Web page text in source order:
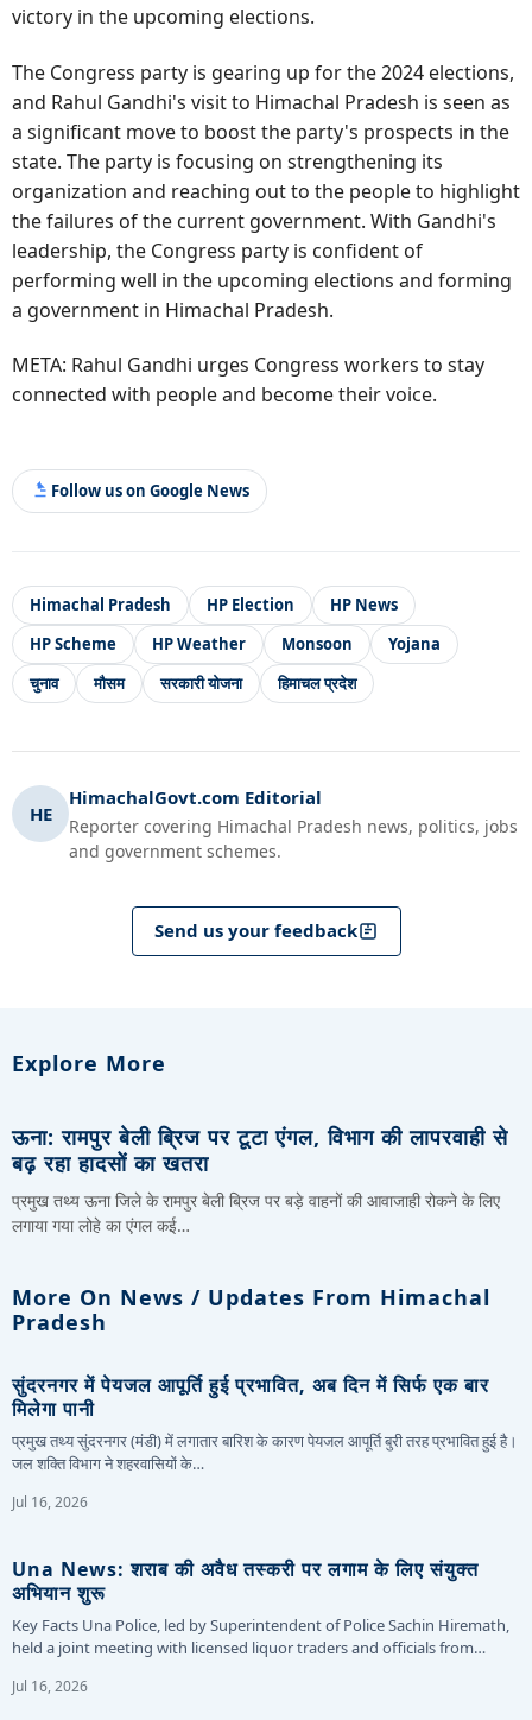
victory in the upcoming elections.
The Congress party is gearing up for the 2024 elections,
and Rahul Gandhi's visit to Himachal Pradesh is seen as
a significant move to boost the party's prospects in the
state. The party is focusing on strengthening its
organization and reaching out to the people to highlight
the failures of the current government. With Gandhi's
leadership, the Congress party is confident of
performing well in the upcoming elections and forming
a government in Himachal Pradesh.
META: Rahul Gandhi urges Congress workers to stay
connected with people and become their voice.
Follow us on Google News
Himachal Pradesh HP Election
HP News
HP Scheme
HP Weather Monsoon
Yojana
चुनाव
मौसम सरकारी योजना हिमाचल प्रदेश
HE
HimachalGovt.com Editorial
Reporter covering Himachal Pradesh news, politics, jobs
and government schemes.
Send us your feedback
Explore More
ऊना: रामपुर बेली ब्रिज पर टूटा एंगल, विभाग की लापरवाही से
बढ़ रहा हादसों का खतरा
प्रमुख तथ्य ऊना जिले के रामपुर बेली ब्रिज पर बड़े वाहनों की आवाजाही रोकने के लिए
लगाया गया लोहे का एंगल कई…
More On News / Updates From Himachal
Pradesh
सुंदरनगर में पेयजल आपूर्ति हुई प्रभावित, अब दिन में सिर्फ एक बार
मिलेगा पानी
प्रमुख तथ्य सुंदरनगर (मंडी) में लगातार बारिश के कारण पेयजल आपूर्ति बुरी तरह प्रभावित हुई है।
जल शक्ति विभाग ने शहरवासियों के…
Jul 16, 2026
Una News: शराब की अवैध तस्करी पर लगाम के लिए संयुक्त
अभियान शुरू
Key Facts Una Police, led by Superintendent of Police Sachin Hiremath,
held a joint meeting with licensed liquor traders and officials from…
Jul 16, 2026